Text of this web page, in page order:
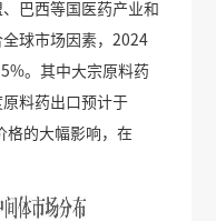
巴西等国医药产业和
球市场因素，2024
。其中大宗原料药
料药出口预计于
格的大幅影响，在